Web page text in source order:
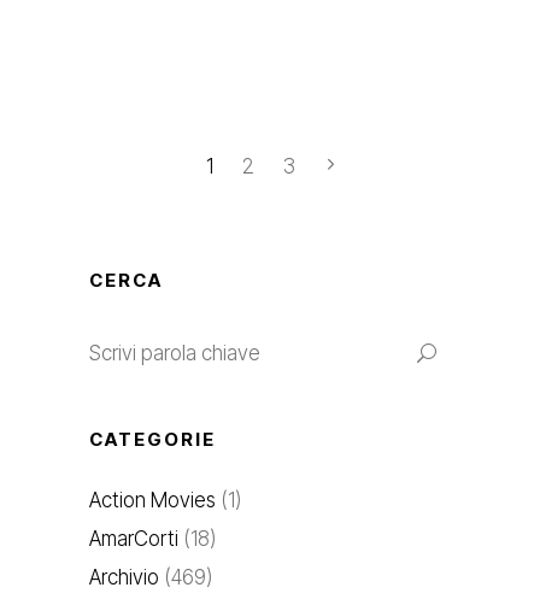
1 2 3
CERCA
for:
CATEGORIE
Action Movies (1)
AmarCorti (18)
Archivio (469)